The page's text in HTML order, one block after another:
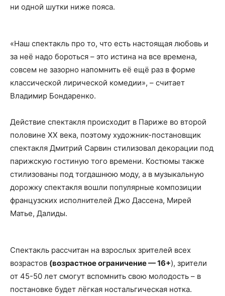
ни одной шутки ниже пояса.
«Наш спектакль про то, что есть настоящая любовь и
за неё надо бороться – это истина на все времена,
совсем не зазорно напомнить её ещё раз в форме
классической лирической комедии», – считает
Владимир Бондаренко.
Действие спектакля происходит в Париже во второй
половине ХХ века, поэтому художник-постановщик
спектакля Дмитрий Сарвин стилизовал декорации под
парижскую гостиную того времени. Костюмы также
стилизованы под тогдашнюю моду, а в музыкальную
дорожку спектакля вошли популярные композиции
французских исполнителей Джо Дассена, Мирей
Матье, Далиды.
Спектакль рассчитан на взрослых зрителей всех
возрастов (возрастное ограничение — 16+), зрители
от 45-50 лет смогут вспомнить свою молодость – в
постановке будет лёгкая ностальгическая нотка.